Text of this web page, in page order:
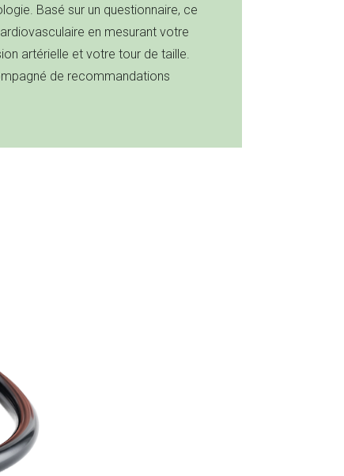
Basé sur un questionnaire, ce
en mesurant votre
artérielle et votre tour de taille.
de recommandations